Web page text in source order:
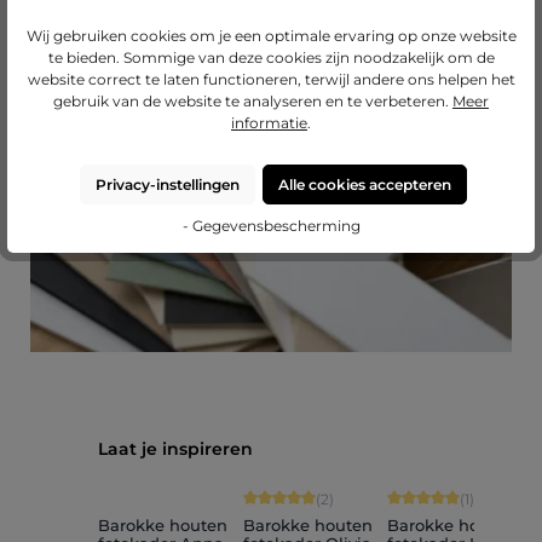
Passend passe-partout?
Breid uw lijst uit met een hoogwaardig passe-
partout van Mijnlievelingslijst.
naar onze passe-partouts
Productgalerij overslaan
Laat je inspireren
Barokke houten
Gemiddelde score van 5 op 5 sterren
(2)
Barokke houten
Gemiddelde score
(1)
Barokke houten
Wij gebruiken cookies om je een optimale ervaring op onze website
te bieden. Sommige van deze cookies zijn noodzakelijk om de
website correct te laten functioneren, terwijl andere ons helpen het
gebruik van de website te analyseren en te verbeteren. Meer
informatie.
Privacy-instellingen Alle cookies accepteren
- Gegevensbescherming